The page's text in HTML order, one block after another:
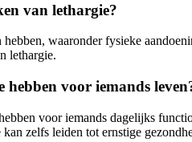
van lethargie?
waaronder fysieke
lethargie.
hebben voor iemands
voor iemands dagelijks
zelfs leiden tot ernstige